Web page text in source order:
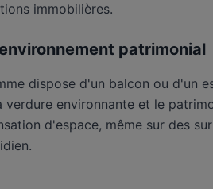
immobilières.
patrimonial
dispose d'un balcon ou d'un
environnante et le
d'espace, même sur des